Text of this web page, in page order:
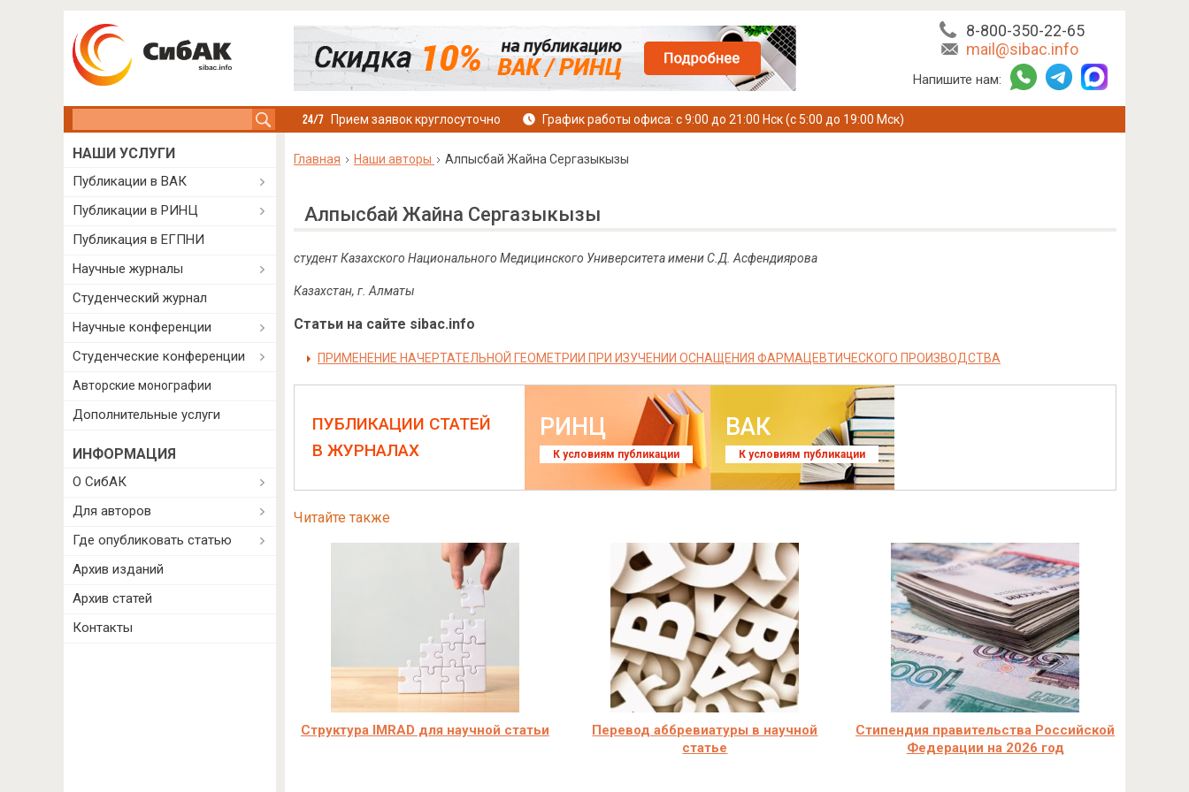
8-800-350-22-65
mail@sibac.info
Напишите нам:
Прием заявок круглосуточно График работы офиса: с 9:00 до 21:00 Нск (с 5:00 до 19:00 Мск)
Главная Наши авторы Алпысбай Жайна Сергазыкызы
Алпысбай Жайна Сергазыкызы
студентКазахского Национального Медицинского Университета имени С.Д. Асфендиярова
Казахстан, г. Алматы
Статьи на сайте sibac.info
ПРИМЕНЕНИЕ НАЧЕРТАТЕЛЬНОЙ ГЕОМЕТРИИ ПРИ ИЗУЧЕНИИ ОСНАЩЕНИЯ ФАРМАЦЕВТИЧЕСКОГО ПРОИЗВОДСТВА
ПУБЛИКАЦИИ СТАТЕЙ
В ЖУРНАЛАХ
РИНЦ
К условиям публикации
ВАК
К условиям публикации
Читайте также
Структура IMRAD для научной статьи
Перевод аббревиатуры в научной
статье
Стипендия правительства Российской
Федерации на 2026 год
НАШИ УСЛУГИ
Публикации в ВАК
Публикации в РИНЦ
Публикация в ЕГПНИ
Научные журналы
Студенческий журнал
Научные конференции
Студенческие конференции
Авторские монографии
Дополнительные услуги
ИНФОРМАЦИЯ
О СибАК
Для авторов
Где опубликовать статью
Архив изданий
Архив статей
Контакты